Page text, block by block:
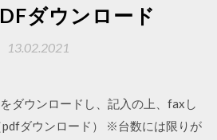
ダウンロード
13.02.2021
ダウンロードし、記入の上、faxし
ダウンロード） ※台数には限りが